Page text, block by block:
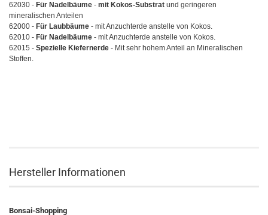
62030 - Für Nadelbäume - mit Kokos-Substrat und geringeren
mineralischen Anteilen
62000 - Für Laubbäume - mit Anzuchterde anstelle von Kokos.
62010 - Für Nadelbäume - mit Anzuchterde anstelle von Kokos.
62015 - Spezielle Kiefernerde - Mit sehr hohem Anteil an Mineralischen
Stoffen.
Hersteller Informationen
Bonsai-Shopping